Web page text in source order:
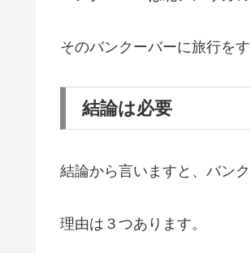
そのバンクーバーに旅行を
結論は必要
結論から言いますと、バン
理由は３つあります。